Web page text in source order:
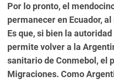
Por lo pronto, el
permanecer en Ecuador,
Es que, si bien la
permite volver a la
sanitario de Conmebol, el
Migraciones. Como